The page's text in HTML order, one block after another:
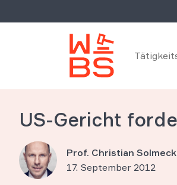
US-Gericht
Prof. Christian
17. September 2012